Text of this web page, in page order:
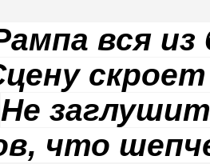
вся из
Не
что